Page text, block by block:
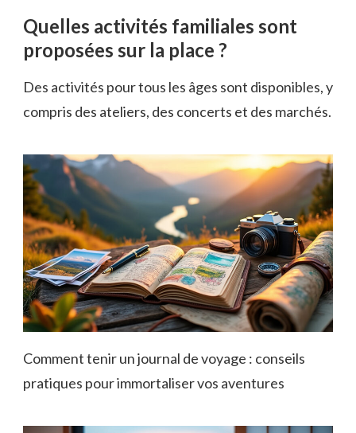
Quelles activités familiales sont
proposées sur la place ?
Des activités pour tous les âges sont disponibles, y
compris des ateliers, des concerts et des marchés.
Comment tenir un journal de voyage : conseils
pratiques pour immortaliser vos aventures